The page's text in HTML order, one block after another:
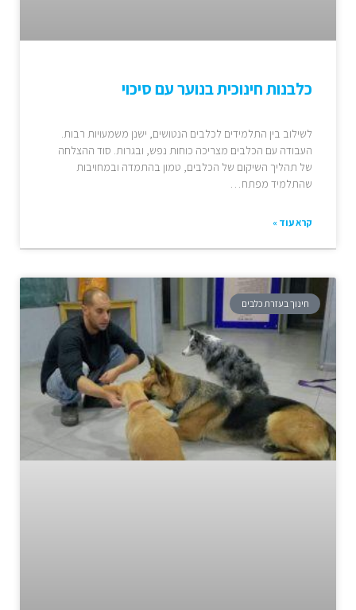
כלבנות חינוכית בנוער עם סיכוי
לשילוב בין התלמידים לכלבים הנטושים, ישנן משמעויות רבות.
העבודה עם הכלבים מצריכה כוחות נפש, ובגרות. סוד ההצלחה
של תהליך השיקום של הכלבים, טמון בהתמדה ובמחויבות
שהתלמיד מפתח…
קרא עוד »
חינוך בעזרת כלבים